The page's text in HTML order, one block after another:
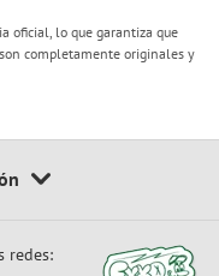
oficial, lo que garantiza que
completamente originales y
redes: